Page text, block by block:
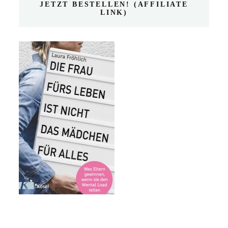
JETZT BESTELLEN! (AFFILIATE
LINK)